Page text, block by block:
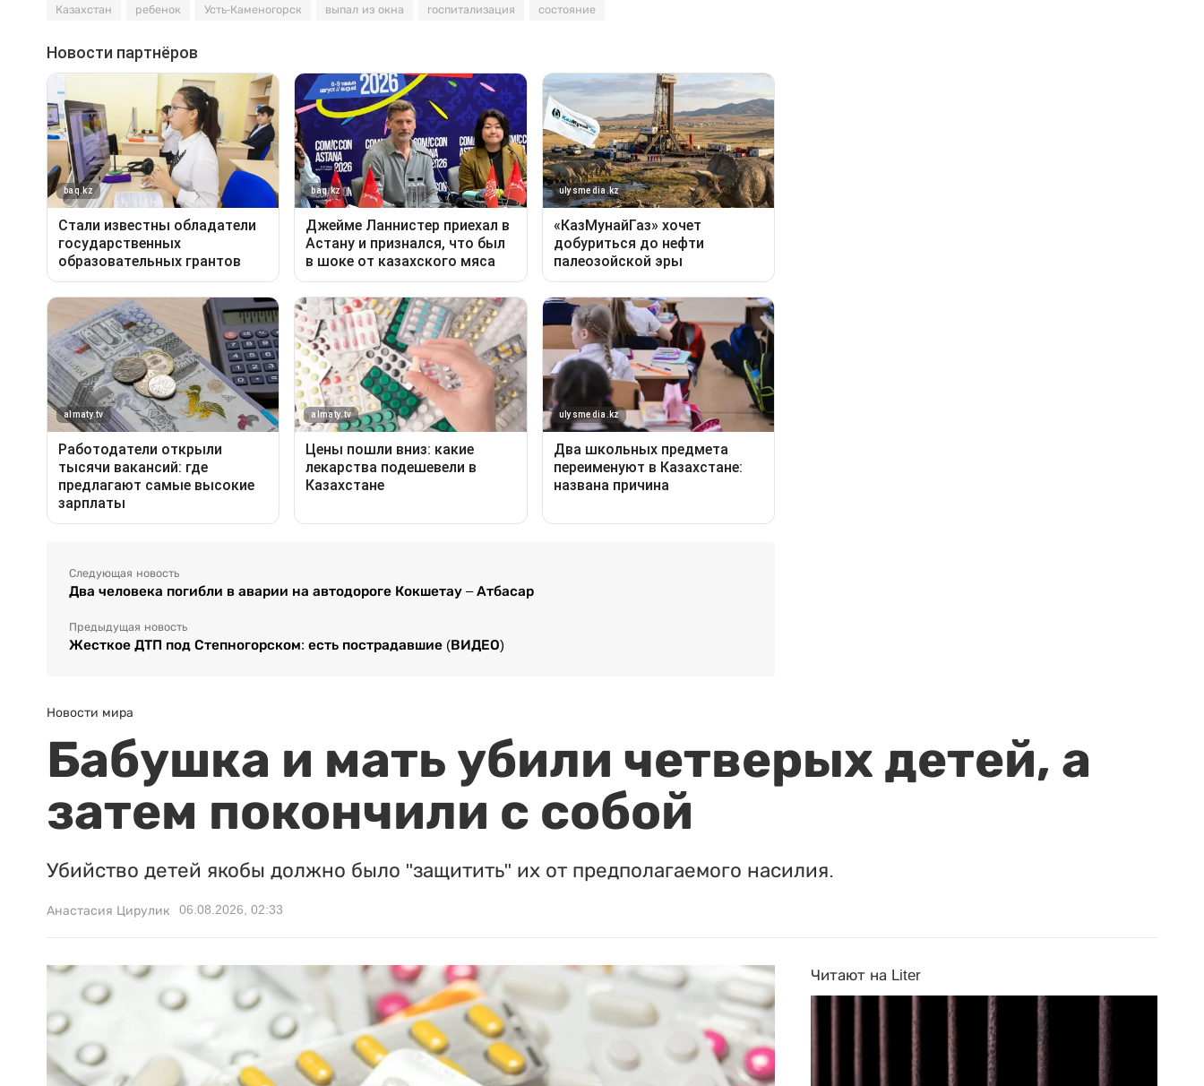
Казахстан ребенок Усть-Каменогорск выпал из окна госпитализация состояние
Следующая новость
Два человека погибли в аварии на автодороге Кокшетау – Атбасар
Предыдущая новость
Жесткое ДТП под Степногорском: есть пострадавшие (ВИДЕО)
Новости мира
Бабушка и мать убили четверых детей, а
затем покончили с собой
Убийство детей якобы должно было "защитить" их от предполагаемого насилия.
Анастасия Цирулик 06.08.2026, 02:33
Читают на Liter